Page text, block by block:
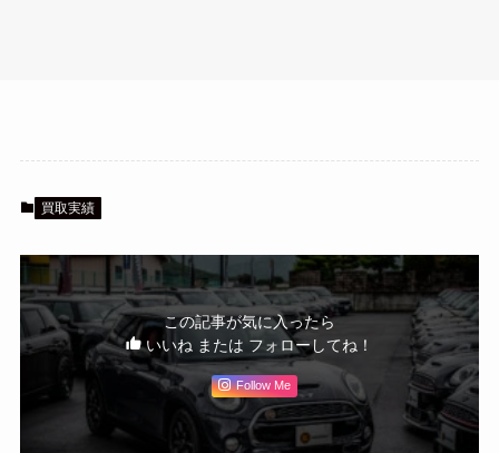
買取実績
この記事が気に入ったら
いいね または フォローしてね！
Follow Me